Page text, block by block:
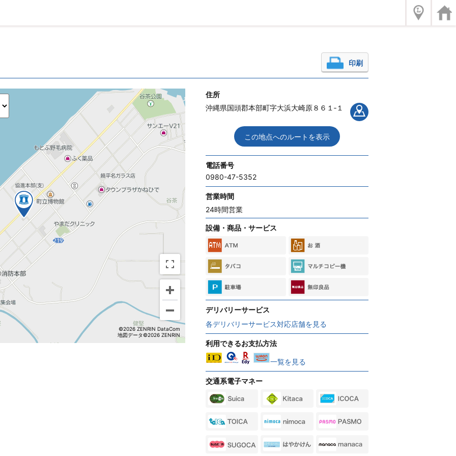
印刷
©2026 ZENRIN DataCom
地図データ©2026 ZENRIN
住所
沖縄県国頭郡本部町字大浜大崎原８６１‐１
この地点へのルートを表示
電話番号
0980-47-5352
営業時間
24時間営業
設備・商品・サービス
デリバリーサービス
各デリバリーサービス対応店舗を見る
利用できるお支払方法
一覧を見る
交通系電子マネー